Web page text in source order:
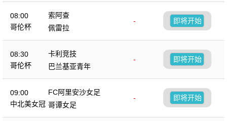
08:00
哥伦杯
索阿查
-
佩雷拉
即将开始
08:30
哥伦杯
卡利竞技
-
巴兰基亚青年
即将开始
09:00
中北美女冠
FC阿里安沙女足
-
哥谭女足
即将开始